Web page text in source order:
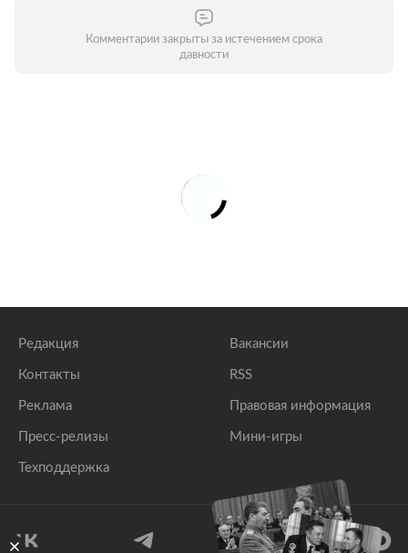
Комментарии закрыты за истечением срока
давности
Редакция
Контакты
Реклама
Пресс-релизы
Техподдержка
Вакансии
RSS
Правовая информация
Мини-игры